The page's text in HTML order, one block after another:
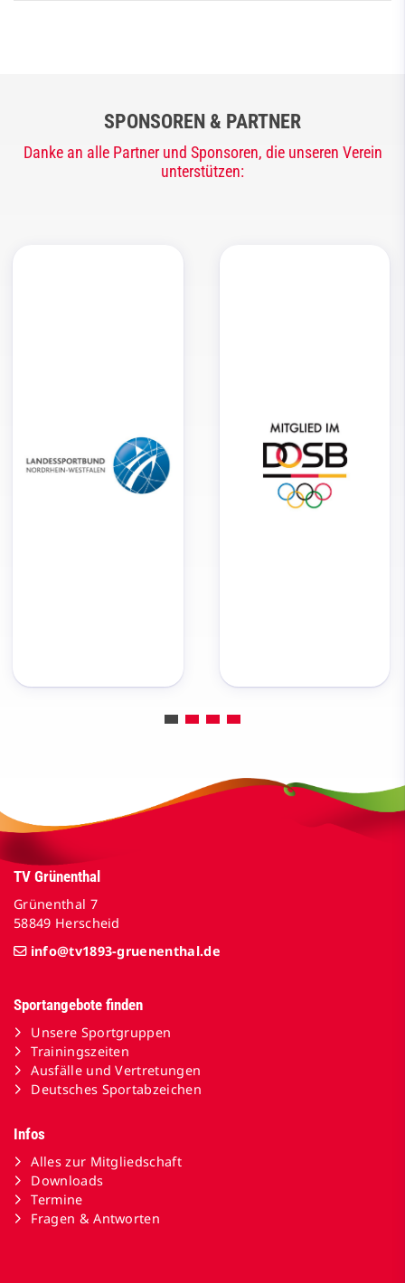
SPONSOREN & PARTNER
Danke an alle Partner und Sponsoren, die unseren Verein
unterstützen:
TV Grünenthal
Grünenthal 7
58849 Herscheid
info@tv1893-gruenenthal.de
Sportangebote finden
Unsere Sportgruppen
Trainingszeiten
Ausfälle und Vertretungen
Deutsches Sportabzeichen
Infos
Alles zur Mitgliedschaft
Downloads
Termine
Fragen & Antworten